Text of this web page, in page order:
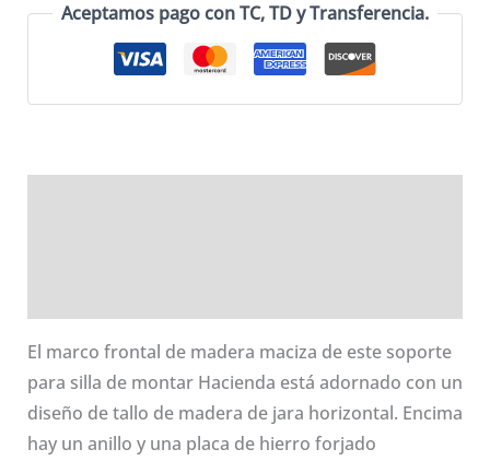
montar
HACIENDA08-
Aceptamos pago con TC, TD y Transferencia.
El marco frontal de madera maciza de este soporte
para silla de montar Hacienda está adornado con un
diseño de tallo de madera de jara horizontal. Encima
hay un anillo y una placa de hierro forjado